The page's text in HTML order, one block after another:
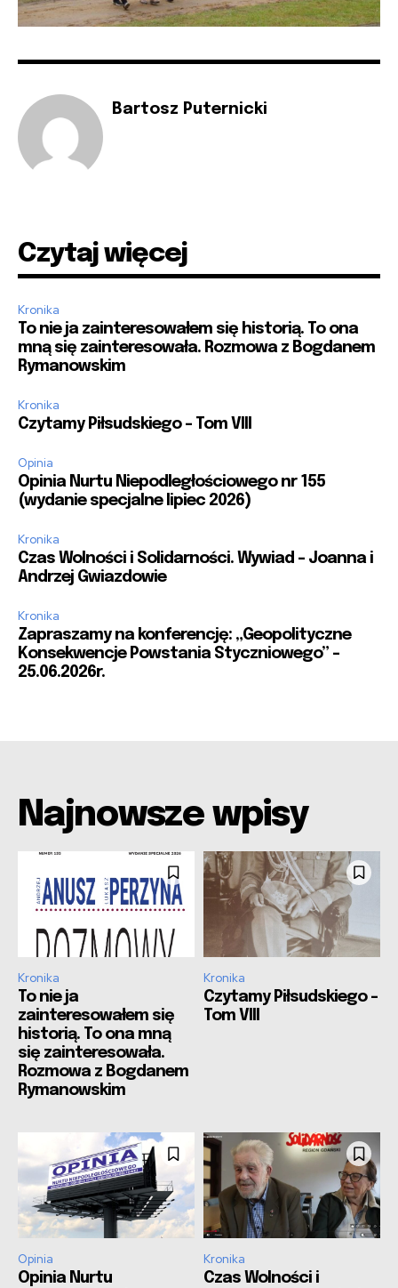
Bartosz Puternicki
Czytaj więcej
Kronika
To nie ja zainteresowałem się historią. To ona
mną się zainteresowała. Rozmowa z Bogdanem
Rymanowskim
Kronika
Czytamy Piłsudskiego – Tom VIII
Opinia
Opinia Nurtu Niepodległościowego nr 155
(wydanie specjalne lipiec 2026)
Kronika
Czas Wolności i Solidarności. Wywiad – Joanna i
Andrzej Gwiazdowie
Kronika
Zapraszamy na konferencję: „Geopolityczne
Konsekwencje Powstania Styczniowego” –
25.06.2026r.
Najnowsze wpisy
Kronika
To nie ja
zainteresowałem się
historią. To ona mną
się zainteresowała.
Rozmowa z Bogdanem
Rymanowskim
Kronika
Czytamy Piłsudskiego –
Tom VIII
Opinia
Opinia Nurtu
Kronika
Czas Wolności i